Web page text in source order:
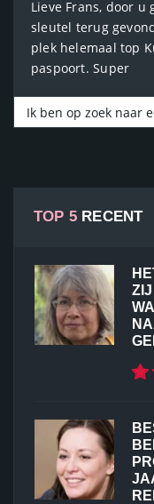
Lieve Frans, door
sleutel terug
plek helemaal top
paspoort. Super
TOP 5 RECENT